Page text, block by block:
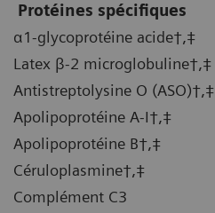
Protéines spécifiques
α1-glycoprotéine acide†,‡
Latex β-2 microglobuline†,‡
Antistreptolysine O (ASO)†,‡
Apolipoprotéine A-I†,‡
Apolipoprotéine B†,‡
Céruloplasmine†,‡
Complément C3